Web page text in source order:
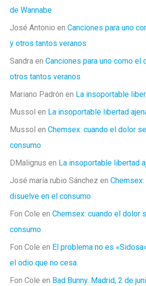
de Wannabe
José Antonio en Canciones para uno
y otros tantos veranos
Sandra en Canciones para uno como el
otros tantos veranos
Mariano Padrón en La insoportable
Mussol en La insoportable libertad
Mussol en Chemsex: cuando el dolor
consumo
DMalignus en La insoportable libertad
José maría rubio Sánchez en
disuelve en el consumo
Fon Cole en Chemsex: cuando el dolor
consumo
Fon Cole en El problema no es
el odio que no cesa.
Fon Cole en Bad Bunny. Madrid, 2 de